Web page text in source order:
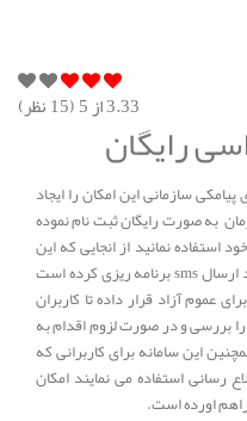
3.33از 5 ( 15نظر)
رایگان
سازمانی این امکان را ایجاد
به صورت رایگان ثبت نام نموده
نمائید از انجایی که این
سازمان سیاست مالی خود را بر اساس تعداد ارسال sms برنامه ریزی کرده است
عموم آزاد قرار داده تا کاربران
بررسی و در صورت لزوم اقدام به
این سامانه برای کاربرانی که
رسانی استفاده می نمایند امکان
اورده است.